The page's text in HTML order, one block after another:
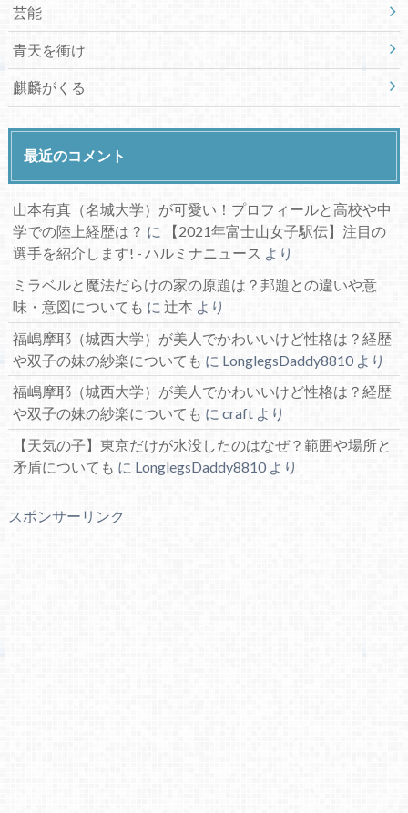
芸能
青天を衝け
麒麟がくる
最近のコメント
山本有真（名城大学）が可愛い！プロフィールと高校や中
学での陸上経歴は？ に
【2021年富士山女子駅伝】注目の
選手を紹介します! - ハルミナニュース より
ミラベルと魔法だらけの家の原題は？邦題との違いや意
味・意図についても に 辻本 より
福嶋摩耶（城西大学）が美人でかわいいけど性格は？経歴
や双子の妹の紗楽についても に LonglegsDaddy8810より
福嶋摩耶（城西大学）が美人でかわいいけど性格は？経歴
や双子の妹の紗楽についても に craftより
【天気の子】東京だけが水没したのはなぜ？範囲や場所と
矛盾についても に LonglegsDaddy8810より
スポンサーリンク